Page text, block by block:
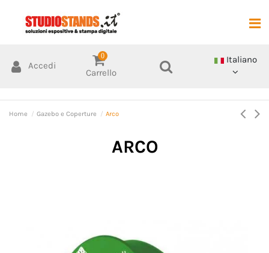
Accedi
0
Carrello
Italiano
Home Gazebo e Coperture Arco
ARCO